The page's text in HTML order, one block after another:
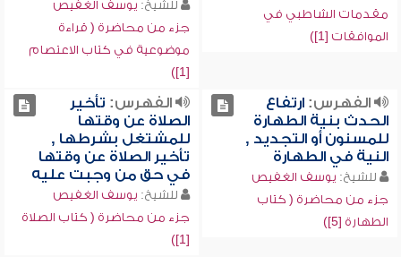
مقدمات الشاطبي في
الموافقات [1])
للشيخ: يوسف الغفيص
جزء من محاضرة ( قراءة
موضوعية في كتاب الاعتصام
[1])
الفهرس:ارتفاع
الحدث بنية الطهارة
للمسنون أو التجديد ,
النية في الطهارة
للشيخ: يوسف الغفيص
جزء من محاضرة ( كتاب
الطهارة [5])
الفهرس: تأخير
الصلاة عن وقتها
للمشتغل بشرطها ,
تأخير الصلاة عن وقتها
في حق من وجبت عليه
للشيخ: يوسف الغفيص
جزء من محاضرة ( كتاب الصلاة
[1])